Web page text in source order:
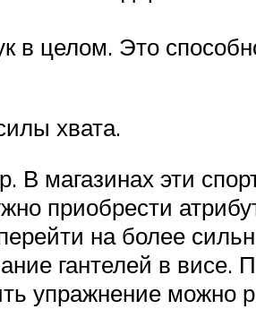
в целом. Это
хвата.
магазинах эти
приобрести
на более
гантелей в висе.
упражнение можно